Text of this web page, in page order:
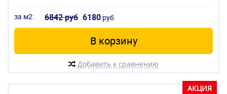
за м2: 6842 руб 6180 руб
В корзину
Добавить к сравнению
АКЦИЯ